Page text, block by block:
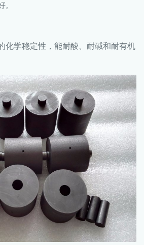
。
化学稳定性，能耐酸、耐碱和耐有机